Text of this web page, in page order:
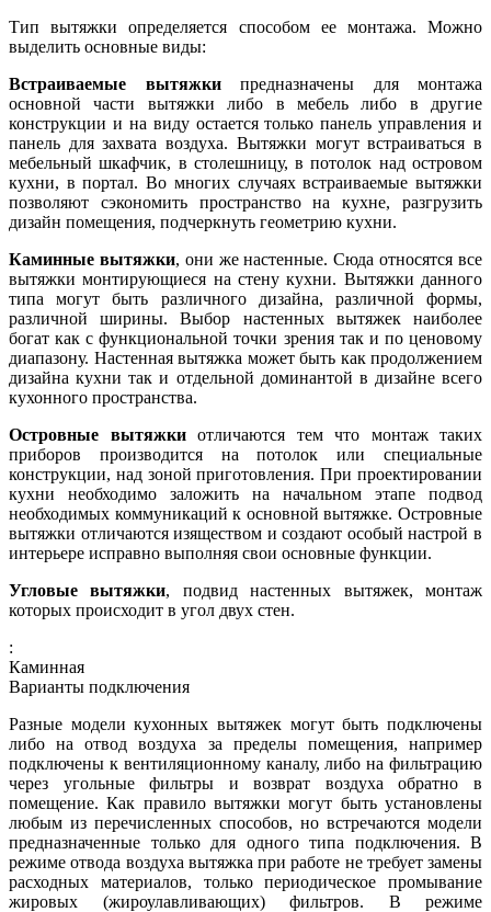
Тип вытяжки определяется способом ее монтажа. Можно
выделить основные виды:
Встраиваемые вытяжкипредназначены для монтажа
основной части вытяжки либо в мебель либо в другие
конструкции и на виду остается только панель управления и
панель для захвата воздуха. Вытяжки могут встраиваться в
мебельный шкафчик, в столешницу, в потолок над островом
кухни, в портал. Во многих случаях встраиваемые вытяжки
позволяют сэкономить пространство на кухне, разгрузить
дизайн помещения, подчеркнуть геометрию кухни.
Каминные вытяжки, они же настенные. Сюда относятся все
вытяжки монтирующиеся на стену кухни. Вытяжки данного
типа могут быть различного дизайна, различной формы,
различной ширины. Выбор настенных вытяжек наиболее
богат как с функциональной точки зрения так и по ценовому
диапазону. Настенная вытяжка может быть как продолжением
дизайна кухни так и отдельной доминантой в дизайне всего
кухонного пространства.
Островные вытяжкиотличаются тем что монтаж таких
приборов производится на потолок или специальные
конструкции, над зоной приготовления. При проектировании
кухни необходимо заложить на начальном этапе подвод
необходимых коммуникаций к основной вытяжке. Островные
вытяжки отличаются изяществом и создают особый настрой в
интерьере исправно выполняя свои основные функции.
Угловые вытяжки, подвид настенных вытяжек, монтаж
которых происходит в угол двух стен.
:
Каминная
Варианты подключения
Разные модели кухонных вытяжек могут быть подключены
либо на отвод воздуха за пределы помещения, например
подключены к вентиляционному каналу, либо на фильтрацию
через угольные фильтры и возврат воздуха обратно в
помещение. Как правило вытяжки могут быть установлены
любым из перечисленных способов, но встречаются модели
предназначенные только для одного типа подключения. В
режиме отвода воздуха вытяжка при работе не требует замены
расходных материалов, только периодическое промывание
жировых (жироулавливающих) фильтров. В режиме